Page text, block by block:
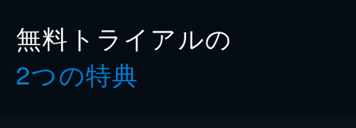
無料トライアルの
2つの特典